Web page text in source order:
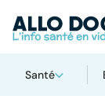
Santé